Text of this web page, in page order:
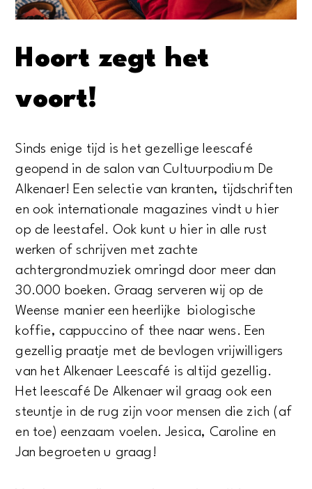
Hoort zegt het
voort!
Sinds enige tijd is het gezellige leescafé
geopend in de salon van Cultuurpodium De
Alkenaer! Een selectie van kranten, tijdschriften
en ook internationale magazines vindt u hier
op de leestafel. Ook kunt u hier in alle rust
werken of schrijven met zachte
achtergrondmuziek omringd door meer dan
30.000 boeken. Graag serveren wij op de
Weense manier een heerlijke biologische
koffie, cappuccino of thee naar wens. Een
gezellig praatje met de bevlogen vrijwilligers
van het Alkenaer Leescafé is altijd gezellig.
Het leescafé De Alkenaer wil graag ook een
steuntje in de rug zijn voor mensen die zich (af
en toe) eenzaam voelen. Jesica, Caroline en
Jan begroeten u graag!